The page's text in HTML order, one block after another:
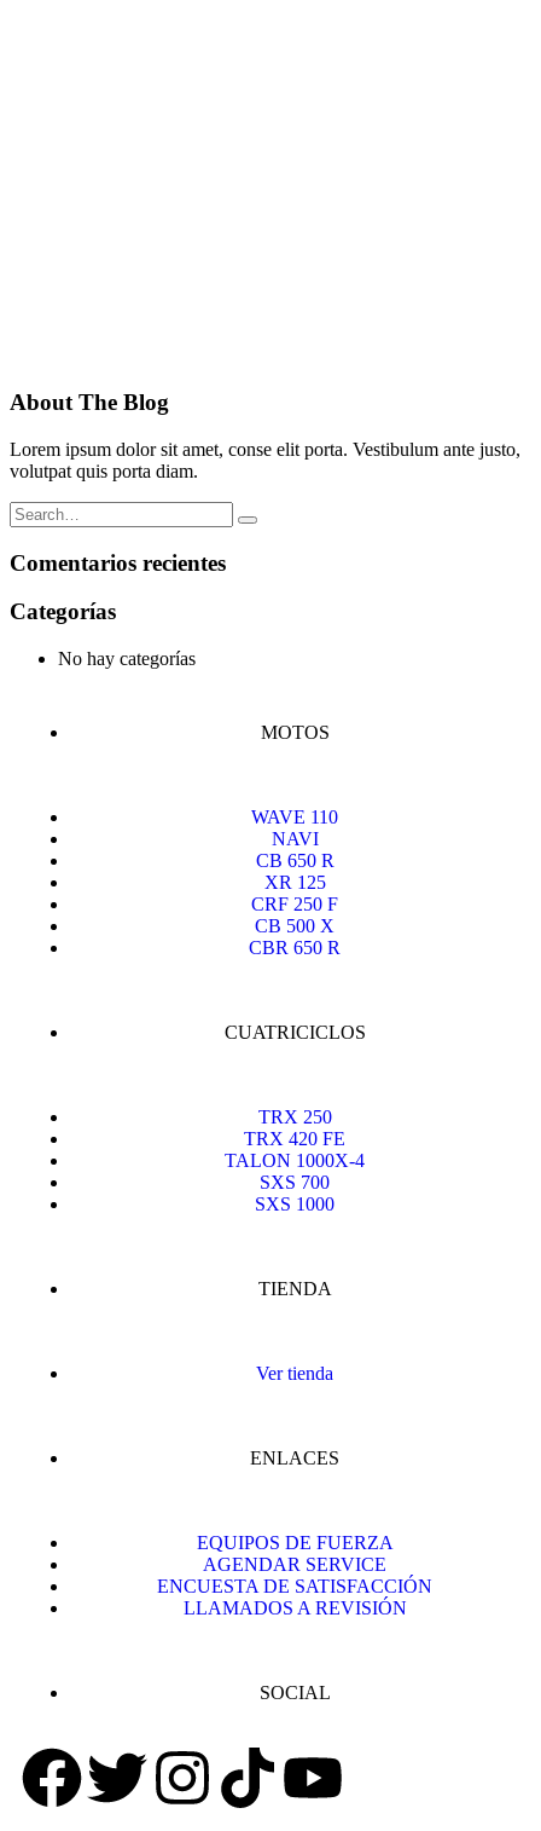
About The Blog
Lorem ipsum dolor sit amet, conse elit porta. Vestibulum ante justo,
volutpat quis porta diam.
Comentarios recientes
Categorías
No hay categorías
MOTOS
WAVE 110
NAVI
CB 650 R
XR 125
CRF 250 F
CB 500 X
CBR 650 R
CUATRICICLOS
TRX 250
TRX 420 FE
TALON 1000X-4
SXS 700
SXS 1000
TIENDA
Ver tienda
ENLACES
EQUIPOS DE FUERZA
AGENDAR SERVICE
ENCUESTA DE SATISFACCIÓN
LLAMADOS A REVISIÓN
SOCIAL